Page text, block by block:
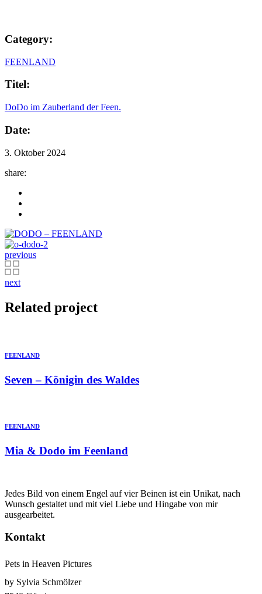
Category:
FEENLAND
Titel:
DoDo im Zauberland der Feen.
Date:
3. Oktober 2024
share:
previous
next
Related project
FEENLAND
Seven – Königin des Waldes
FEENLAND
Mia & Dodo im Feenland
Jedes Bild von einem Engel auf vier Beinen ist ein Unikat, nach
Wunsch gestaltet und mit viel Liebe und Hingabe von mir
ausgearbeitet.
Kontakt
Pets in Heaven Pictures
by Sylvia Schmölzer